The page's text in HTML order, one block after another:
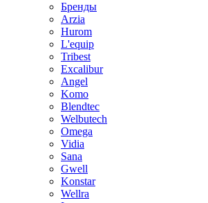
Бренды
Arzia
Hurom
L'equip
Tribest
Excalibur
Angel
Komo
Blendtec
Welbutech
Omega
Vidia
Sana
Gwell
Konstar
Wellra